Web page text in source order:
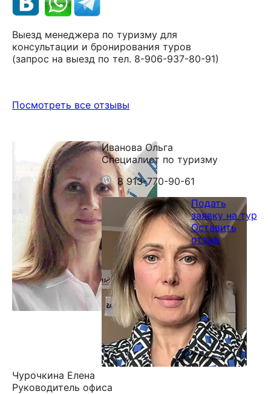
Выезд менеджера по туризму для
консультации и бронирования туров
(запрос на выезд по тел. 8-906-937-80-91)
Посмотреть все отзывы
Иванова Ольга
Специалист по туризму
8 913-770-90-61
Чурочкина Елена
Руководитель офиса
Подать
заявку на тур
Оставить
отзыв